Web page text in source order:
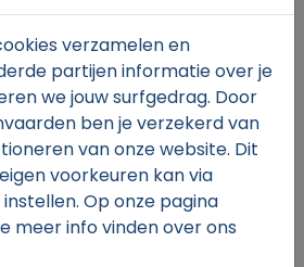
In winkelmand
verzamelen en
partijen informatie over je
we jouw surfgedrag. Door
ben je verzekerd van
van onze website. Dit
voorkeuren kan via
Op onze pagina
meer info vinden over ons